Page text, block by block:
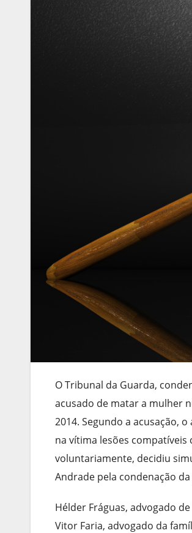
O Tribunal da Guarda,
acusado de matar a mulher
2014. Segundo a acusação,
na vítima lesões
voluntariamente, decidiu
Andrade pela condenação
Hélder Fráguas, advogado
Vitor Faria, advogado da